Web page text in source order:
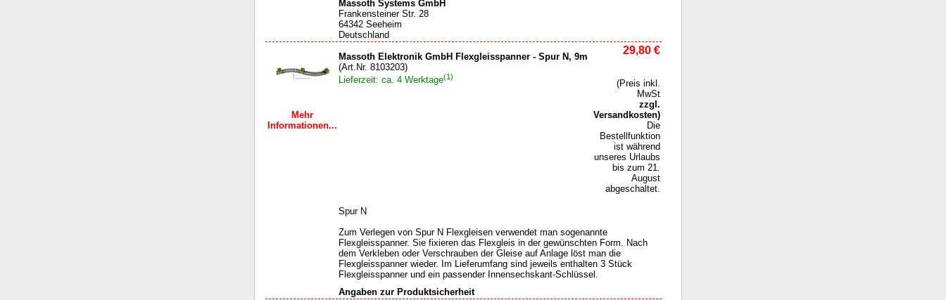
Massoth Systems GmbH
Frankensteiner Str. 28
64342 Seeheim
Deutschland
Mehr
Informationen...
Massoth Elektronik GmbH Flexgleisspanner - Spur N, 9m
(Art.Nr. 8103203)
Lieferzeit: ca. 4 Werktage(1)
29,80 €
(Preis inkl.
MwSt
zzgl.
Versandkosten)
Die
Bestellfunktion
ist während
unseres Urlaubs
bis zum 21.
August
abgeschaltet.
Spur N
Zum Verlegen von Spur N Flexgleisen verwendet man sogenannte
Flexgleisspanner. Sie fixieren das Flexgleis in der gewünschten Form. Nach
dem Verkleben oder Verschrauben der Gleise auf Anlage löst man die
Flexgleisspanner wieder. Im Lieferumfang sind jeweils enthalten 3 Stück
Flexgleisspanner und ein passender Innensechskant-Schlüssel.
Angaben zur Produktsicherheit